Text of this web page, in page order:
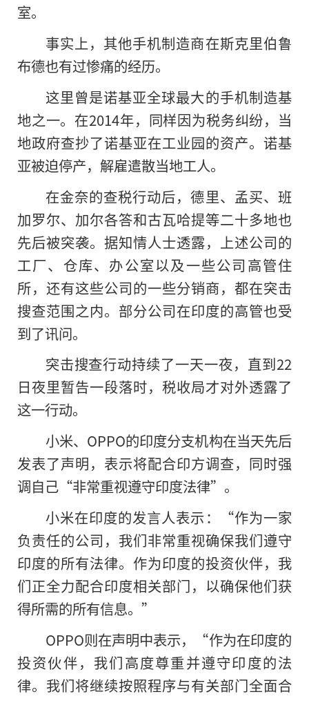
室。
事实上，其他手机制造商在斯克里伯鲁
布德也有过惨痛的经历。
这里曾是诺基亚全球最大的手机制造基
地之一。在2014年，同样因为税务纠纷，当
地政府查抄了诺基亚在工业园的资产。诺基
亚被迫停产，解雇遣散当地工人。
在金奈的查税行动后，德里、孟买、班
加罗尔、加尔各答和古瓦哈提等二十多地也
先后被突袭。据知情人士透露，上述公司的
工厂、仓库、办公室以及一些公司高管住
所，还有这些公司的一些分销商，都在突击
搜查范围之内。部分公司在印度的高管也受
到了讯问。
突击搜查行动持续了一天一夜，直到22
日夜里暂告一段落时，税收局才对外透露了
这一行动。
小米、OPPO的印度分支机构在当天先后
发表了声明，表示将配合印方调查，同时强
调自己“非常重视遵守印度法律”。
小米在印度的发言人表示：“作为一家
负责任的公司，我们非常重视确保我们遵守
印度的所有法律。作为印度的投资伙伴，我
们正全力配合印度相关部门，以确保他们获
得所需的所有信息。”
OPPO则在声明中表示，“作为在印度的
投资伙伴，我们高度尊重并遵守印度的法
律。我们将继续按照程序与有关部门全面合